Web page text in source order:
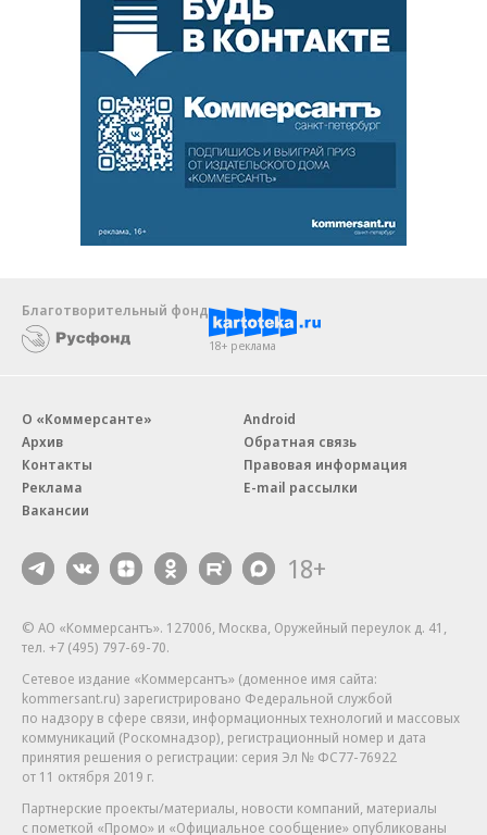
Благотворительный фонд
18+ реклама
О «Коммерсанте»
Архив
Контакты
Реклама
Вакансии
Android
Обратная связь
Правовая информация
E-mail рассылки
18+
© АО «Коммерсантъ». 127006, Москва, Оружейный переулок д. 41,
тел. +7 (495) 797-69-70.
Сетевое издание «Коммерсантъ» (доменное имя сайта:
kommersant.ru) зарегистрировано Федеральной службой
по надзору в сфере связи, информационных технологий и массовых
коммуникаций (Роскомнадзор), регистрационный номер и дата
принятия решения о регистрации: серия Эл № ФС77-76922
от 11 октября 2019 г.
Партнерские проекты/материалы, новости компаний, материалы
с пометкой «Промо» и «Официальное сообщение» опубликованы